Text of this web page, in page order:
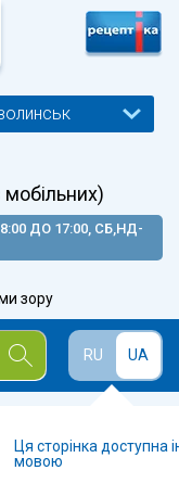
мобільних)
ДО 17:00, СБ,НД-
зору
RU UA
Ця сторінка доступна
мовою